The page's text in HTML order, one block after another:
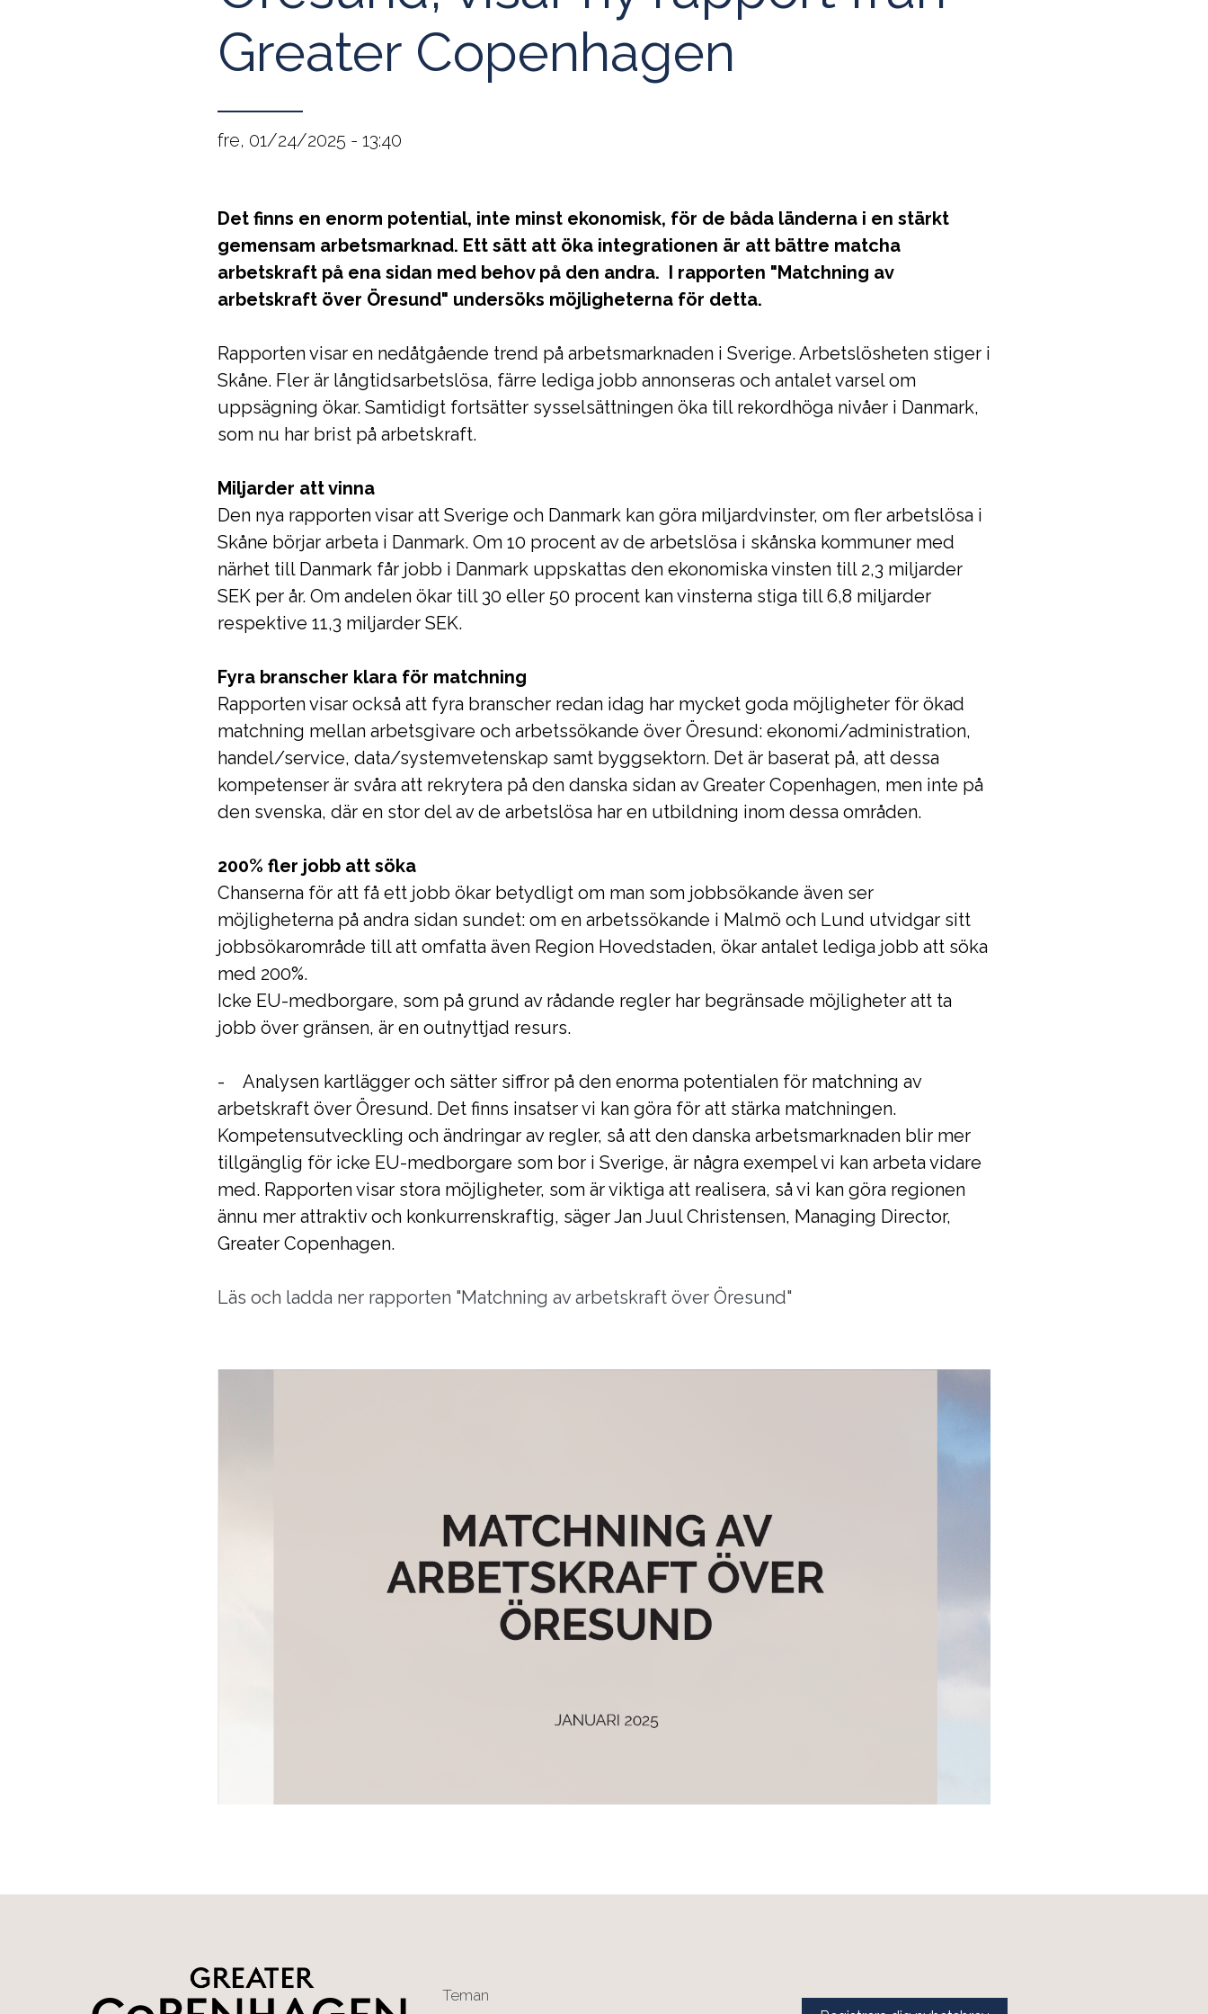
Greater Copenhagen
fre, 01/24/2025 - 13:40
Det finns en enorm potential, inte minst ekonomisk, för de båda länderna i en stärkt
gemensam arbetsmarknad. Ett sätt att öka integrationen är att bättre matcha
arbetskraft på ena sidan med behov på den andra. I rapporten "Matchning av
arbetskraft över Öresund" undersöks möjligheterna för detta.
Rapporten visar en nedåtgående trend på arbetsmarknaden i Sverige. Arbetslösheten stiger i
Skåne. Fler är långtidsarbetslösa, färre lediga jobb annonseras och antalet varsel om
uppsägning ökar. Samtidigt fortsätter sysselsättningen öka till rekordhöga nivåer i Danmark,
som nu har brist på arbetskraft.
Miljarder att vinna
Den nya rapporten visar att Sverige och Danmark kan göra miljardvinster, om fler arbetslösa i
Skåne börjar arbeta i Danmark. Om 10 procent av de arbetslösa i skånska kommuner med
närhet till Danmark får jobb i Danmark uppskattas den ekonomiska vinsten till 2,3 miljarder
SEK per år. Om andelen ökar till 30 eller 50 procent kan vinsterna stiga till 6,8 miljarder
respektive 11,3 miljarder SEK.
Fyra branscher klara för matchning
Rapporten visar också att fyra branscher redan idag har mycket goda möjligheter för ökad
matchning mellan arbetsgivare och arbetssökande över Öresund: ekonomi/administration,
handel/service, data/systemvetenskap samt byggsektorn. Det är baserat på, att dessa
kompetenser är svåra att rekrytera på den danska sidan av Greater Copenhagen, men inte på
den svenska, där en stor del av de arbetslösa har en utbildning inom dessa områden.
200% fler jobb att söka
Chanserna för att få ett jobb ökar betydligt om man som jobbsökande även ser
möjligheterna på andra sidan sundet: om en arbetssökande i Malmö och Lund utvidgar sitt
jobbsökarområde till att omfatta även Region Hovedstaden, ökar antalet lediga jobb att söka
med 200%.
Icke EU-medborgare, som på grund av rådande regler har begränsade möjligheter att ta
jobb över gränsen, är en outnyttjad resurs.
- Analysen kartlägger och sätter siffror på den enorma potentialen för matchning av
arbetskraft över Öresund. Det finns insatser vi kan göra för att stärka matchningen.
Kompetensutveckling och ändringar av regler, så att den danska arbetsmarknaden blir mer
tillgänglig för icke EU-medborgare som bor i Sverige, är några exempel vi kan arbeta vidare
med. Rapporten visar stora möjligheter, som är viktiga att realisera, så vi kan göra regionen
ännu mer attraktiv och konkurrenskraftig, säger Jan Juul Christensen, Managing Director,
Greater Copenhagen.
Läs och ladda ner rapporten "Matchning av arbetskraft över Öresund"
Teman